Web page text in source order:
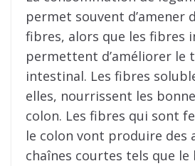
permet souvent d’amener
fibres, alors que les fibres
permettent d’améliorer le
intestinal. Les fibres
elles, nourrissent les
colon. Les fibres qui sont
le colon vont produire des
chaînes courtes tels que